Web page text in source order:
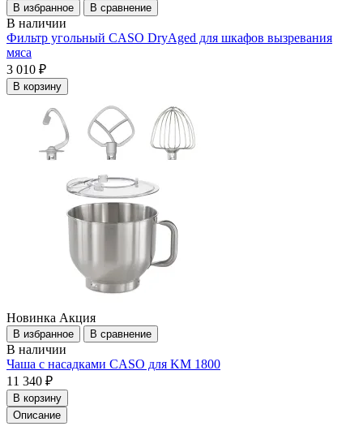
В избранное В сравнение
В наличии
Фильтр угольный CASO DryAged для шкафов вызревания
мяса
3 010 ₽
В корзину
Новинка Акция
В избранное В сравнение
В наличии
Чаша c насадками CASO для KM 1800
11 340 ₽
В корзину
Описание